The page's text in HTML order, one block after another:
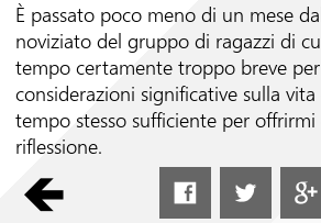
È passato poco meno di un mese
noviziato del gruppo di ragazzi di
tempo certamente troppo breve
considerazioni significative sulla
tempo stesso sufficiente per
riflessione.
Ad un primo sguardo la giornata